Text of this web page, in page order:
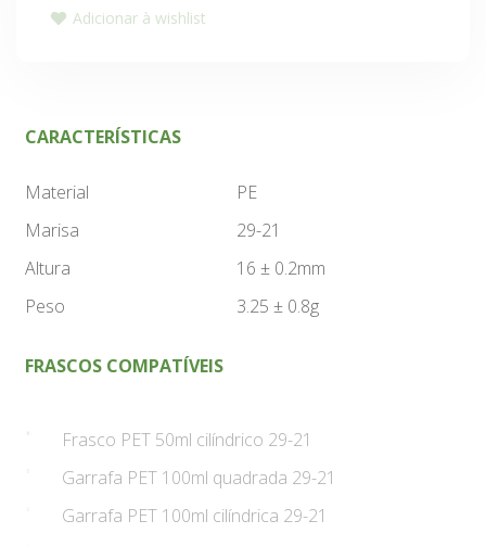
Adicionar à wishlist
CARACTERÍSTICAS
Material
PE
Marisa
29-21
Altura
16 ± 0.2mm
Peso
3.25 ± 0.8g
FRASCOS COMPATÍVEIS
Frasco PET 50ml cilíndrico 29-21
Garrafa PET 100ml quadrada 29-21
Garrafa PET 100ml cilíndrica 29-21